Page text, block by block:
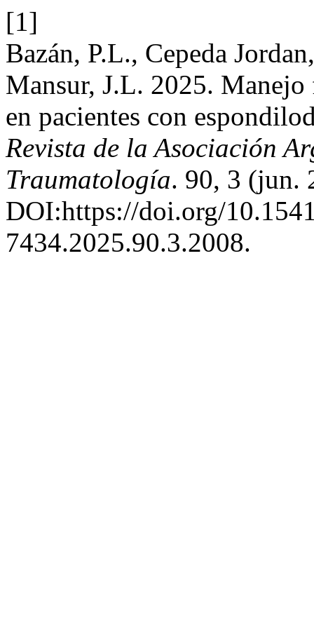
[1]
Bazán, P.L., Cepeda
Mansur, J.L. 2025. Manejo
en pacientes con
Revista de la Asociación
Traumatología. 90, 3 (jun.
DOI:https://doi.org/
7434.2025.90.3.2008.